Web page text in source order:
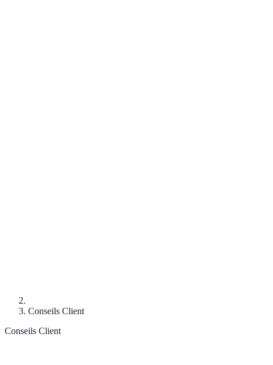
Conseils Client
Conseils Client